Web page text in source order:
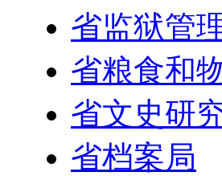
省监狱管
省粮食和
省文史研
省档案局